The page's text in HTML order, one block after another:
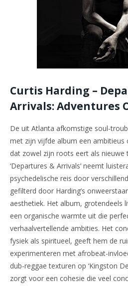
Curtis Harding –
Arrivals: Adventures
De uit Atlanta afkomstige soul-
met zijn vijfde album een ambitieus
dat zowel zijn roots eert als nieuwe
‘Departures & Arrivals’ neemt
psychedelische reis door
gefilterd door Harding’s
aesthetiek. Het album, grotendeels
een organische warmte uit die
verhaalvertellende ambities. Het
fysiek als spiritueel, geeft hem de
experimenteren met afrobeat-
dub-reggae texturen op ‘Kingston
zorgt voor een cohesie die veel